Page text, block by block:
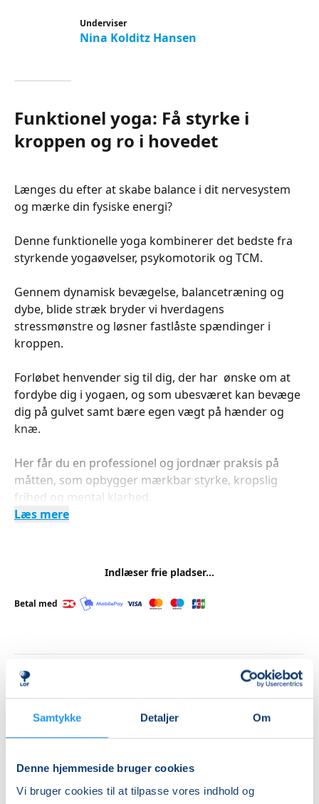
Samtykke Detaljer Om
Denne hjemmeside bruger cookies
Vi bruger cookies til at tilpasse vores indhold og
Underviser
Nina Kolditz Hansen
Funktionel yoga: Få styrke i
kroppen og ro i hovedet
Længes du efter at skabe balance i dit nervesystem
og mærke din fysiske energi?
Denne funktionelle yoga kombinerer det bedste fra
styrkende yogaøvelser, psykomotorik og TCM.
Gennem dynamisk bevægelse, balancetræning og
dybe, blide stræk bryder vi hverdagens
stressmønstre og løsner fastlåste spændinger i
kroppen.
Forløbet henvender sig til dig, der har ønske om at
fordybe dig i yogaen, og som ubesværet kan bevæge
dig på gulvet samt bære egen vægt på hænder og
knæ.
Her får du en professionel og jordnær praksis på
måtten, som opbygger mærkbar styrke, kropslig
frihed og mental klarhed.
Læs mere
Indlæser frie pladser...
Betal med
Priser
Almen
DKK 950,00
Info
Nummer